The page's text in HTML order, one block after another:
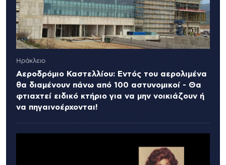
Ηράκλειο
Αεροδρόμιο Καστελλίου: Εντός του αερολιμένα
θα διαμένουν πάνω από 100 αστυνομικοί - Θα
φτιαχτεί ειδικό κτήριο για να μην νοικιάζουν ή
να πηγαινοέρχονται!